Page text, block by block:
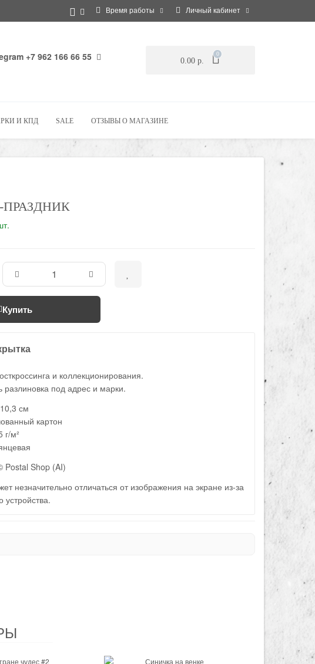
Время работы Личный кабинет
+7 962 166 66 55 0.00 р.
0
И КПД SALE ОТЗЫВЫ О МАГАЗИНЕ
Купить
и коллекционирования.
разлиновка под адрес и марки.
см
картон
г/м²
Postal Shop (AI)
незначительно отличаться от изображения на экране из-за
устройства.